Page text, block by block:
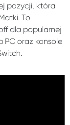
pozycji, która
To
dla popularnej
PC oraz konsole